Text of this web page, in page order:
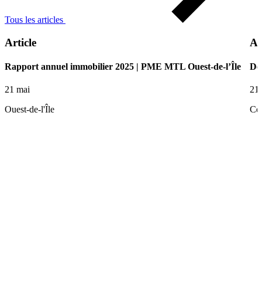
Tous les articles
Article
Rapport annuel immobilier 2025 | PME MTL Ouest-de-l’Île
21 mai
Ouest-de-l'Île
21